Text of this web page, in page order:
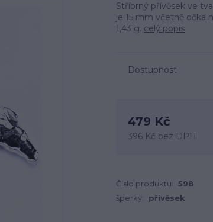
Stříbrný přívěsek ve
je 15 mm včetně očka
1,43 g. celý popis
Dostupnost
479 Kč
396 Kč bez DPH
Číslo produktu: 598
šperky:
přívěsek